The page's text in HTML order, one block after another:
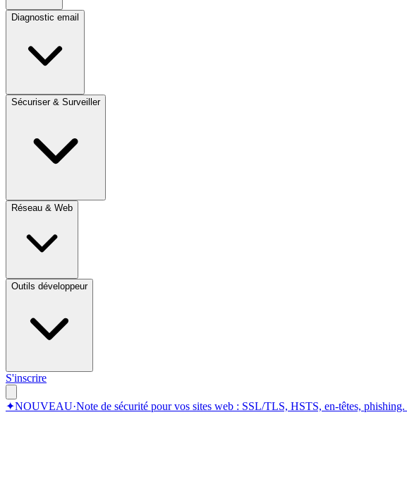
Diagnostic email
Sécuriser & Surveiller
Réseau & Web
Outils développeur
S'inscrire
✦NOUVEAU·Note de sécurité pour vos sites web : SSL/TLS, HSTS, en-têtes, phishing.